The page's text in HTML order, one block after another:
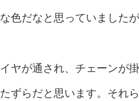
色だなと思っていました
ヤが通され、チェーンが
ずらだと思います。それ